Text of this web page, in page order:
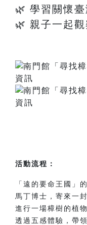
🌿 學習關懷
🌿 親子一起
活動流程：
「遠的要命王國」
馬丁博士，寄來一
進行一場樟樹的植
透過五感體驗，帶